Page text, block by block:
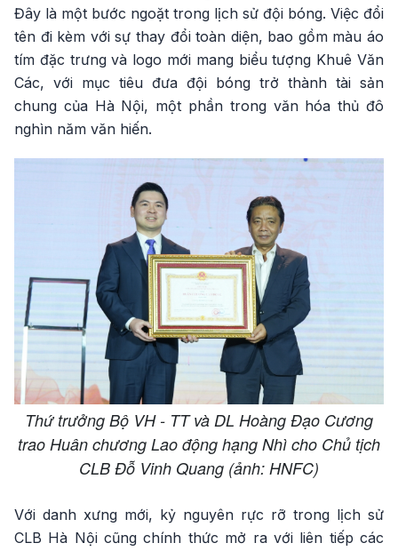
Đây là một bước ngoặt trong lịch sử đội bóng. Việc đổi
tên đi kèm với sự thay đổi toàn diện, bao gồm màu áo
tím đặc trưng và logo mới mang biểu tượng Khuê Văn
Các, với mục tiêu đưa đội bóng trở thành tài sản
chung của Hà Nội, một phần trong văn hóa thủ đô
nghìn năm văn hiến.
Thứ trưởng Bộ VH - TT và DL Hoàng Đạo Cương
trao Huân chương Lao động hạng Nhì cho Chủ tịch
CLB Đỗ Vinh Quang (ảnh: HNFC)
Với danh xưng mới, kỷ nguyên rực rỡ trong lịch sử
CLB Hà Nội cũng chính thức mở ra với liên tiếp các